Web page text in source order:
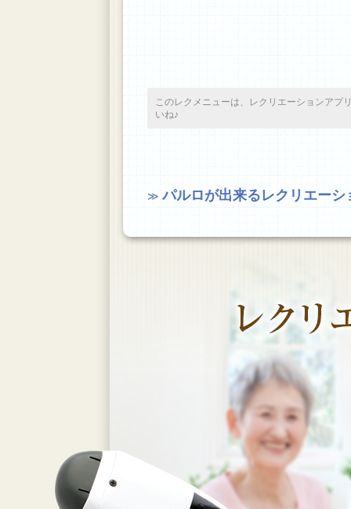
このレクメニューは、レクリエーションアプ
いね♪
≫パルロが出来るレクリエーシ